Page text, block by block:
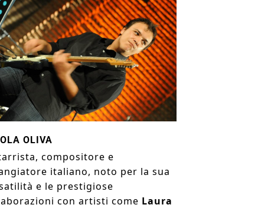
OLIVA
compositore e
italiano, noto per la sua
e le prestigiose
con artisti come Laura